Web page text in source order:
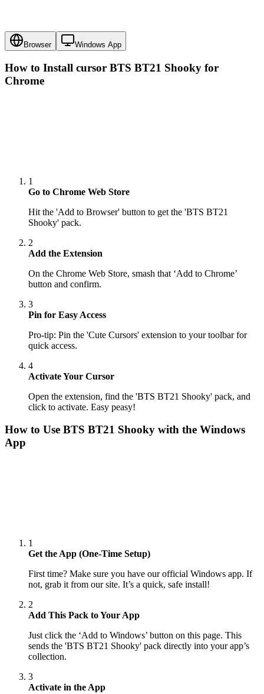
Browser Windows App
How to Install cursor BTS BT21 Shooky for
Chrome
1
Go to Chrome Web Store
Hit the 'Add to Browser' button to get the 'BTS BT21
Shooky' pack.
2
Add the Extension
On the Chrome Web Store, smash that ‘Add to Chrome’
button and confirm.
3
Pin for Easy Access
Pro-tip: Pin the 'Cute Cursors' extension to your toolbar for
quick access.
4
Activate Your Cursor
Open the extension, find the 'BTS BT21 Shooky' pack, and
click to activate. Easy peasy!
How to Use BTS BT21 Shooky with the Windows
App
1
Get the App (One-Time Setup)
First time? Make sure you have our official Windows app. If
not, grab it from our site. It’s a quick, safe install!
2
Add This Pack to Your App
Just click the ‘Add to Windows’ button on this page. This
sends the 'BTS BT21 Shooky' pack directly into your app’s
collection.
3
Activate in the App